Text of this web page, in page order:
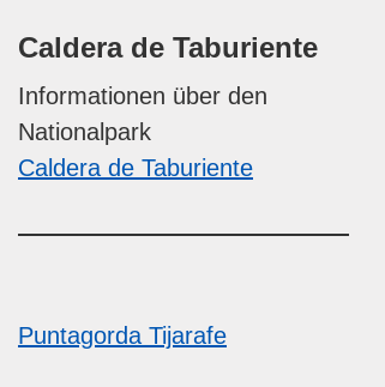
Caldera de Taburiente
Informationen über den
Nationalpark
Caldera de Taburiente
Puntagorda Tijarafe